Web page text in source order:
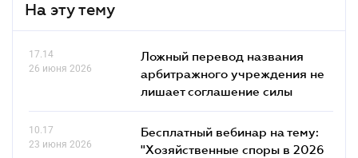
На эту тему
17.14
26 июня 2026
Ложный перевод названия
арбитражного учреждения не
лишает соглашение силы
10.17
23 июня 2026
Бесплатный вебинар на тему:
"Хозяйственные споры в 2026